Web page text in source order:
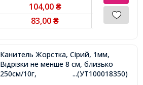
104,00 ₴
83,00₴
Канитель Жорстка, Сірий, 1мм,
Відрізки не менше 8 см, близько
250см/10г,
...(УТ100018350)